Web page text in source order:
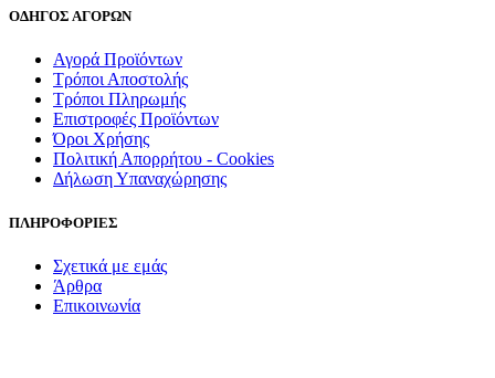
ΟΔΗΓΟΣ ΑΓΟΡΩΝ
Αγορά Προϊόντων
Τρόποι Αποστολής
Τρόποι Πληρωμής
Επιστροφές Προϊόντων
Όροι Χρήσης
Πολιτική Απορρήτου - Cookies
Δήλωση Υπαναχώρησης
ΠΛΗΡΟΦΟΡΙΕΣ
Σχετικά με εμάς
Άρθρα
Επικοινωνία